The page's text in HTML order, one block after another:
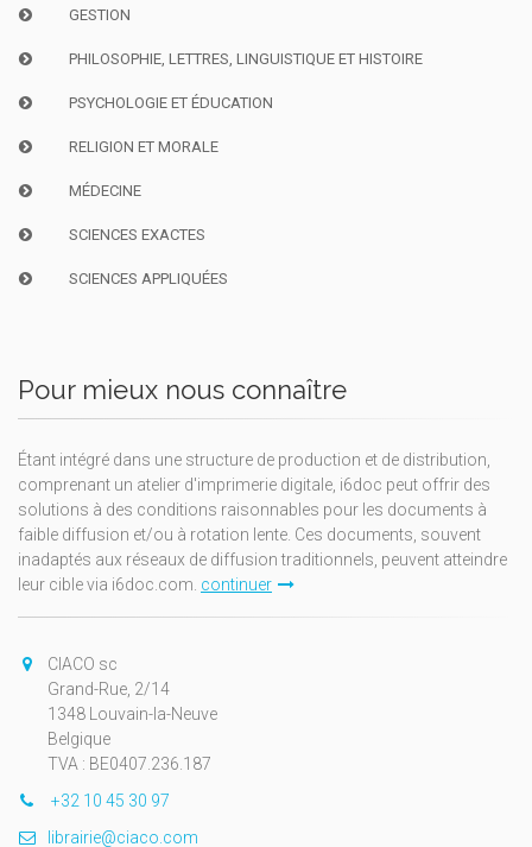
GESTION
PHILOSOPHIE, LETTRES, LINGUISTIQUE ET HISTOIRE
PSYCHOLOGIE ET ÉDUCATION
RELIGION ET MORALE
MÉDECINE
SCIENCES EXACTES
SCIENCES APPLIQUÉES
Pour mieux nous connaître
Étant intégré dans une structure de production et de distribution,
comprenant un atelier d'imprimerie digitale, i6doc peut offrir des
solutions à des conditions raisonnables pour les documents à
faible diffusion et/ou à rotation lente. Ces documents, souvent
inadaptés aux réseaux de diffusion traditionnels, peuvent atteindre
leur cible via i6doc.com. continuer
CIACO sc
Grand-Rue, 2/14
1348 Louvain-la-Neuve
Belgique
TVA : BE0407.236.187
+32 10 45 30 97
librairie@ciaco.com